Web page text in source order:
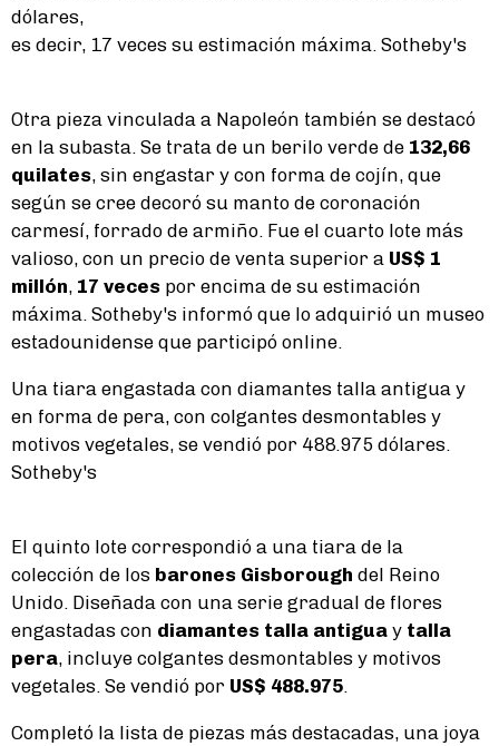
dólares,
es decir, 17 veces su estimación máxima. Sotheby's
Otra pieza vinculada a Napoleón también se destacó
en la subasta. Se trata de un berilo verde de 132,66
quilates, sin engastar y con forma de cojín, que
según se cree decoró su manto de coronación
carmesí, forrado de armiño. Fue el cuarto lote más
valioso, con un precio de venta superior a US$ 1
millón, 17 veces por encima de su estimación
máxima. Sotheby's informó que lo adquirió un museo
estadounidense que participó online.
Una tiara engastada con diamantes talla antigua y
en forma de pera, con colgantes desmontables y
motivos vegetales, se vendió por 488.975 dólares.
Sotheby's
El quinto lote correspondió a una tiara de la
colección de los barones Gisborough del Reino
Unido. Diseñada con una serie gradual de flores
engastadas con diamantes talla antigua y talla
pera, incluye colgantes desmontables y motivos
vegetales. Se vendió por US$ 488.975
Completó la lista de piezas más destacadas, una joya